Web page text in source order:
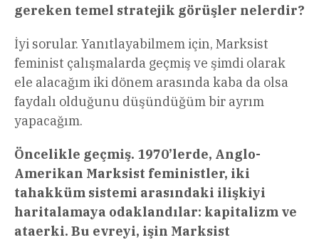
gereken temel stratejik görüşler nelerdir?
İyi sorular. Yanıtlayabilmem için, Marksist
feminist çalışmalarda geçmiş ve şimdi olarak
ele alacağım iki dönem arasında kaba da olsa
faydalı olduğunu düşündüğüm bir ayrım
yapacağım.
Öncelikle geçmiş. 1970’lerde, Anglo-
Amerikan Marksist feministler, iki
tahakküm sistemi arasındaki ilişkiyi
haritalamaya odaklandılar: kapitalizm ve
ataerki. Bu evreyi, işin Marksist